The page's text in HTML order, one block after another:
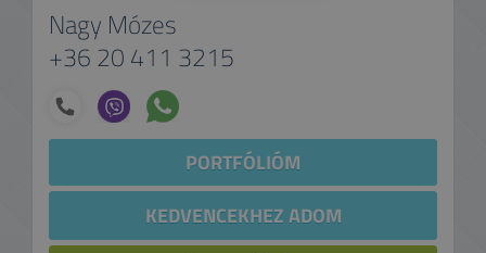
Nagy Mózes
+36 20 411 3215
PORTFÓLIÓM
KEDVENCEKHEZ ADOM